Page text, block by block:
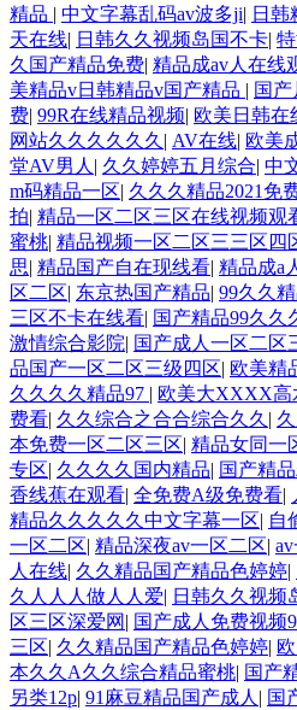
精品 | 中文字幕乱码av波多ji| 日韩
天在线| 日韩久久视频岛国不卡|
久国产精品免费| 精品成av人在线
美精品v日韩精品v国产精品 | 国产
费| 99R在线精品视频| 欧美日韩在
网站久久久久久久 | AV在线| 欧美
堂AV男人 | 久久婷婷五月综合| 中
m码精品一区| 久久久精品2021免
拍| 精品一区二区三区在线视频观
蜜桃| 精品视频一区二区三三区四
思| 精品国产自在现线看| 精品成a
区二区| 东京热国产精品| 99久久
三区不卡在线看| 国产精品99久久
激情综合影院| 国产成人一区二区
品国产一区二区三级四区| 欧美精
久久久久精品97 | 欧美大XXXX高
费看| 久久综合之合合综合久久 |
本免费一区二区三区| 精品女同一
专区| 久久久久国内精品| 国产精
香线蕉在观看| 全免费A级免费看|
精品久久久久久中文字幕一区| 自
一区二区| 精品深夜av一区二区|
人在线| 久久精品国产精品色婷婷|
久人人人做人人爱| 日韩久久视频
区三区深爱网 | 国产成人免费视频
三区| 久久精品国产精品色婷婷|
本久久A久久综合精品蜜桃| 国产
另类12p| 91麻豆精品国产成人 | 国